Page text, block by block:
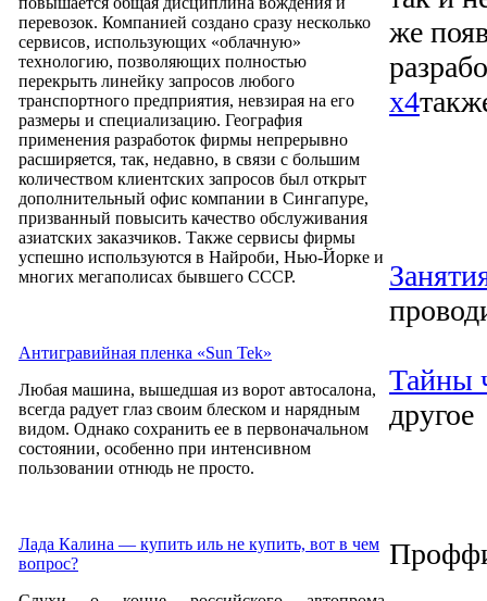
перевозок. Компанией создано сразу несколько
сервисов, использующих «облачную»
технологию, позволяющих полностью
перекрыть линейку запросов любого
транспортного предприятия, невзирая на его
размеры и специализацию. География
применения разработок фирмы непрерывно
расширяется, так, недавно, в связи с большим
количеством клиентских запросов был открыт
дополнительный офис компании в Сингапуре,
призванный повысить качество обслуживания
азиатских заказчиков. Также сервисы фирмы
успешно используются в Найроби, Нью-Йорке и
многих мегаполисах бывшего СССР.
Антигравийная пленка «Sun Tek»
Любая машина, вышедшая из ворот автосалона,
всегда радует глаз своим блеском и нарядным
видом. Однако сохранить ее в первоначальном
состоянии, особенно при интенсивном
пользовании отнюдь не просто.
Лада Калина — купить иль не купить, вот в чем
вопрос?
же
x4
Тайны
другое